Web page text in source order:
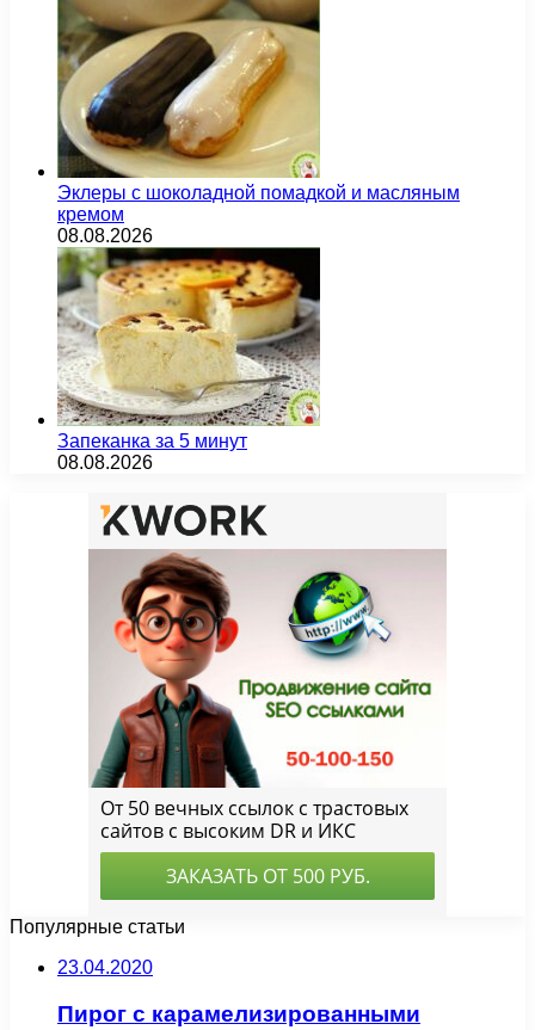
Эклеры с шоколадной помадкой и масляным
кремом
08.08.2026
Запеканка за 5 минут
08.08.2026
Популярные статьи
23.04.2020
Пирог с карамелизированными